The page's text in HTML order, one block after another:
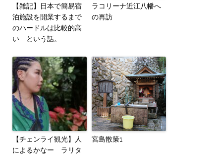
【雑記】日本で簡易宿
泊施設を開業するまで
のハードルは比較的高
い という話。
ラコリーナ近江八幡へ
の再訪
【チェンライ観光】人
によるかなー ラリタ
宮島散策1